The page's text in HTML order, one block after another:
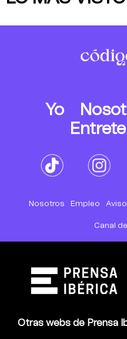
Yo
Nosotros Empleo Aviso
Canal
Otras webs de Prensa